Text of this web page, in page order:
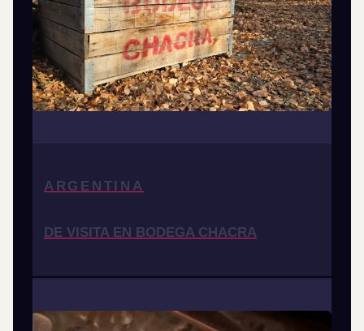
ARGENTINA
DE VISITA EN BODEGA CHACRA